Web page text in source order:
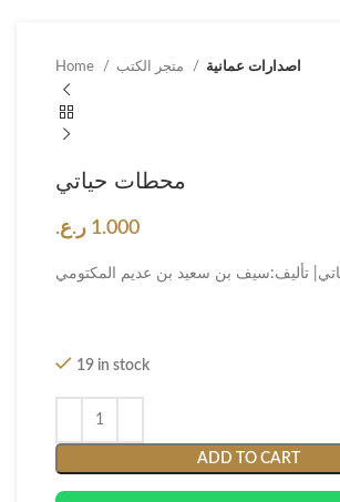
Home اصدارات عمانية
محطات حياتي
1.000 ر.ع.
تأليف:سيف بن سعيد بن عديم المكتومي
19 in stock
ADD TO CART